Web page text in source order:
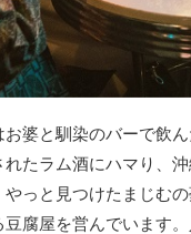
婆と馴染のバーで飲
たラム酒にハマり、
っと見つけたまじむ
腐屋を営んでいます